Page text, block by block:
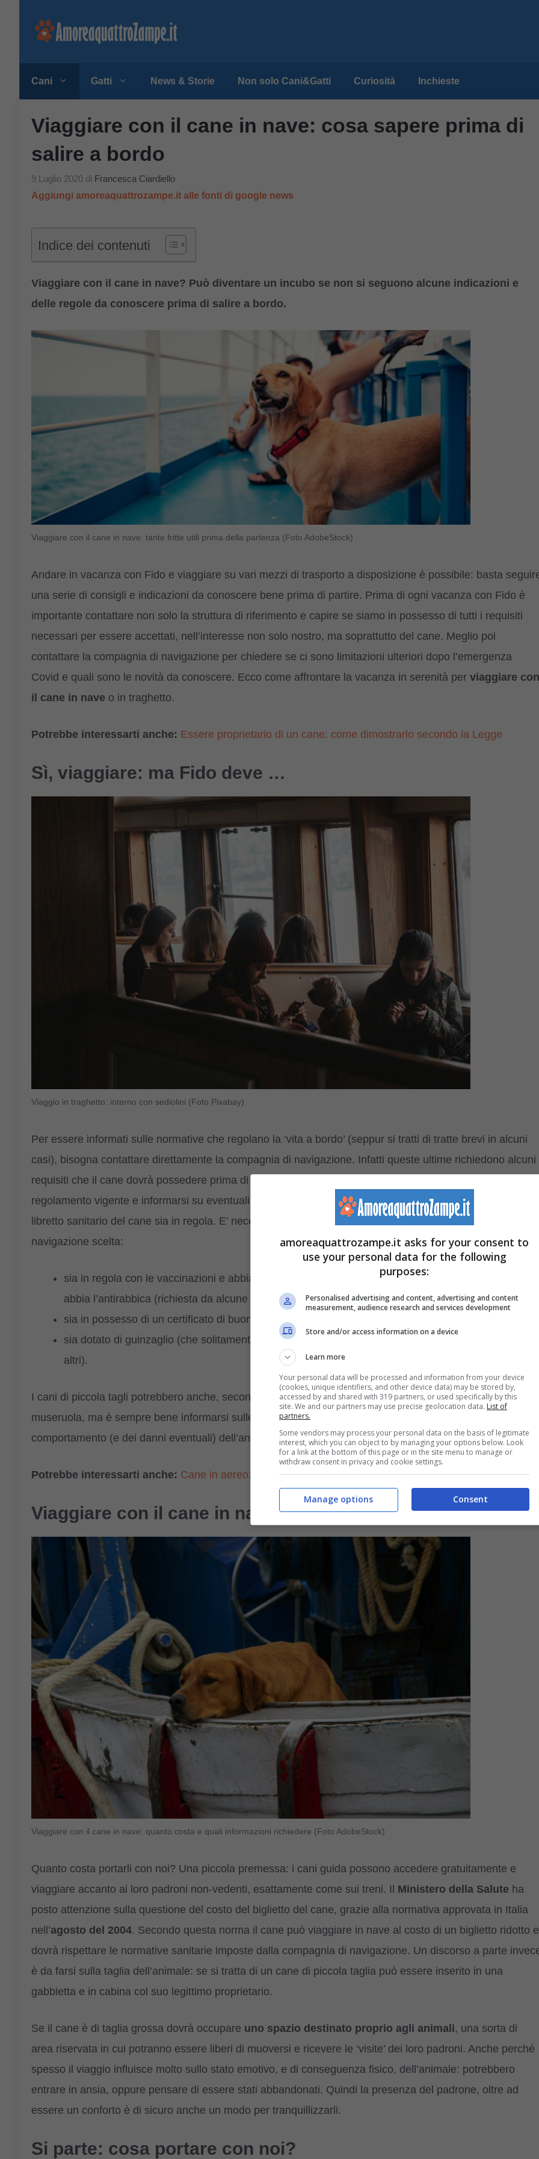
Cani Gatti News & Storie Non solo Cani&Gatti Curiosità Inchieste
Viaggiare con il cane in nave: cosa sapere prima di
salire a bordo
9 Luglio 2020 di Francesca Ciardiello
Aggiungi amoreaquattrozampe.it alle fonti di google news
Indice dei contenuti
Viaggiare con il cane in nave? Può diventare un incubo se non si seguono alcune indicazioni e
delle regole da conoscere prima di salire a bordo.
Viaggiare con il cane in nave: tante fritte utili prima della partenza (Foto AdobeStock)
Andare in vacanza con Fido e viaggiare su vari mezzi di trasporto a disposizione è possibile: basta
una serie di consigli e indicazioni da conoscere bene prima di partire. Prima di ogni vacanza con Fido è
importante contattare non solo la struttura di riferimento e capire se siamo in possesso di tutti i requisiti
necessari per essere accettati, nell’interesse non solo nostro, ma soprattutto del cane. Meglio poi
contattare la compagnia di navigazione per chiedere se ci sono limitazioni ulteriori dopo l’emergenza
Covid e quali sono le novità da conoscere. Ecco come affrontare la vacanza in serenità per viaggiare con
il cane in nave o in traghetto.
Potrebbe interessarti anche: Essere proprietario di un cane: come dimostrarlo secondo la Legge
Sì, viaggiare: ma Fido deve …
Viaggio in traghetto: interno con sediolini (Foto Pixabay)
Per essere informati sulle normative che regolano la ‘vita a bordo’ (seppur si tratti di tratte brevi in alcuni
casi), bisogna contattare direttamente la compagnia di navigazione. Infatti queste ultime richiedono alcuni
requisiti che il cane dovrà possedere prima di mettere ‘ zampa a bordo’. Meglio chiedere qual è il
regolamento vigente e informarsi su eventuali novità: alcune società richiedono che il calendario e il
libretto sanitario del cane sia in regola. E’ necessario che il cane, in base alle richieste della compagnia di
navigazione scelta:
sia in regola con le vaccinazioni e abbia rispettato il calendario,
abbia l’antirabbica (richiesta da alcune società),
sia in possesso di un certificato di buona salute (rilasciato dal veterinario di fiducia),
sia dotato di guinzaglio (che solitamente è richiesto per quelli di grande taglia ma anche per gli
altri).
I cani di piccola tagli potrebbero anche, secondo il regolamento, non indossare il guinzaglio o la
museruola, ma è sempre bene informarsi sulle norme vigenti. Infatti il padrone è il diretto responsabile del
comportamento (e dei danni eventuali) dell’animale.
Potrebbe interessarti anche: Cane in aereo: costi, condizioni e su quali compagnie può viaggiare
Viaggiare con il cane in nave: costo
Viaggiare con il cane in nave: quanto costa e quali informazioni richiedere (Foto AdobeStock)
Quanto costa portarli con noi? Una piccola premessa: i cani guida possono accedere gratuitamente e
viaggiare accanto ai loro padroni non-vedenti, esattamente come sui treni. Il Ministero della Salute ha
posto attenzione sulla questione del costo del biglietto del cane, grazie alla normativa approvata in Italia
nell’agosto del 2004. Secondo questa norma il cane può viaggiare in nave al costo di un biglietto ridotto e
dovrà rispettare le normative sanitarie imposte dalla compagnia di navigazione. Un discorso a parte
è da farsi sulla taglia dell’animale: se si tratta di un cane di piccola taglia può essere inserito in una
gabbietta e in cabina col suo legittimo proprietario.
Se il cane è di taglia grossa dovrà occupare uno spazio destinato proprio agli animali, una sorta di
area riservata in cui potranno essere liberi di muoversi e ricevere le ‘visite’ dei loro padroni. Anche perché
spesso il viaggio influisce molto sullo stato emotivo, e di conseguenza fisico, dell’animale: potrebbero
entrare in ansia, oppure pensare di essere stati abbandonati. Quindi la presenza del padrone, oltre ad
essere un conforto è di sicuro anche un modo per tranquillizzarli.
Si parte: cosa portare con noi?
amoreaquattrozampe.it asks for your consent to
use your personal data for the following
purposes:
Personalised advertising and content, advertising and content
measurement, audience research and services development
Store and/or access information on a device
Learn more
Your personal data will be processed and information from your device
(cookies, unique identifiers, and other device data) may be stored by,
accessed by and shared with 319 partners, or used specifically by this
site. We and our partners may use precise geolocation data. List of
partners.
Some vendors may process your personal data on the basis of legitimate
interest, which you can object to by managing your options below. Look
for a link at the bottom of this page or in the site menu to manage or
withdraw consent in privacy and cookie settings.
Consent
Manage options